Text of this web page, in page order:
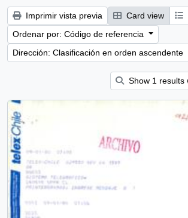
Imprimir vista previa Card view
Ordenar por: Código de referencia
Dirección: Clasificación en orden ascendente
Show 1 results